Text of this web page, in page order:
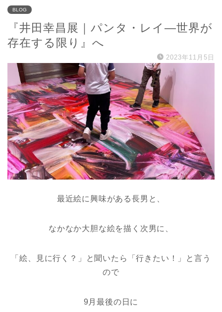
BLOG
『井田幸昌展｜パンタ・レイ―世界が
存在する限り』へ
2023年11月5日
最近絵に興味がある長男と、
なかなか大胆な絵を描く次男に、
「絵、見に行く？」と聞いたら「行きたい！」と言う
ので
9月最後の日に